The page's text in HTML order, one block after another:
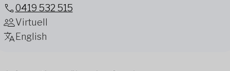
0419 532 515
Virtuell
English